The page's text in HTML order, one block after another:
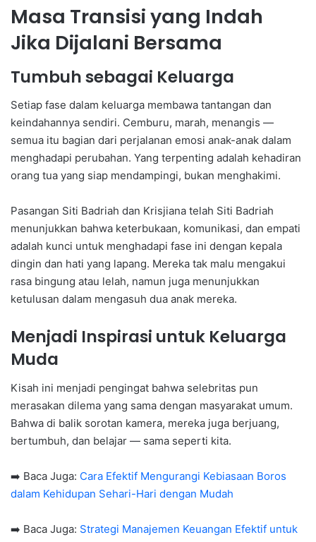
Masa Transisi yang Indah
Jika Dijalani Bersama
Tumbuh sebagai Keluarga
Setiap fase dalam keluarga membawa tantangan dan
keindahannya sendiri. Cemburu, marah, menangis —
semua itu bagian dari perjalanan emosi anak-anak dalam
menghadapi perubahan. Yang terpenting adalah kehadiran
orang tua yang siap mendampingi, bukan menghakimi.
Pasangan Siti Badriah dan Krisjiana telah Siti Badriah
menunjukkan bahwa keterbukaan, komunikasi, dan empati
adalah kunci untuk menghadapi fase ini dengan kepala
dingin dan hati yang lapang. Mereka tak malu mengakui
rasa bingung atau lelah, namun juga menunjukkan
ketulusan dalam mengasuh dua anak mereka.
Menjadi Inspirasi untuk Keluarga
Muda
Kisah ini menjadi pengingat bahwa selebritas pun
merasakan dilema yang sama dengan masyarakat umum.
Bahwa di balik sorotan kamera, mereka juga berjuang,
bertumbuh, dan belajar — sama seperti kita.
➡️ Baca Juga: Cara Efektif Mengurangi Kebiasaan Boros
dalam Kehidupan Sehari-Hari dengan Mudah
➡️ Baca Juga: Strategi Manajemen Keuangan Efektif untuk